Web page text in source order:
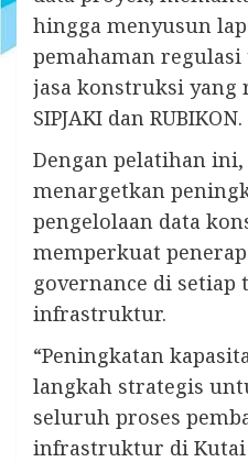
hingga menyusun
pemahaman
jasa konstruksi yang
SIPJAKI dan RUBIKON.
Dengan pelatihan ini,
menargetkan
pengelolaan data
memperkuat
governance di setiap
infrastruktur.
“Peningkatan
langkah strategis
seluruh proses
infrastruktur di Kutai